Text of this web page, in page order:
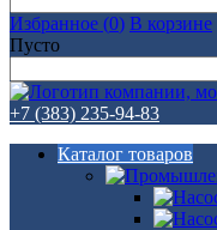
Избранное (0) В корзине
Пусто
+7 (383) 235-94-83
Каталог товаров